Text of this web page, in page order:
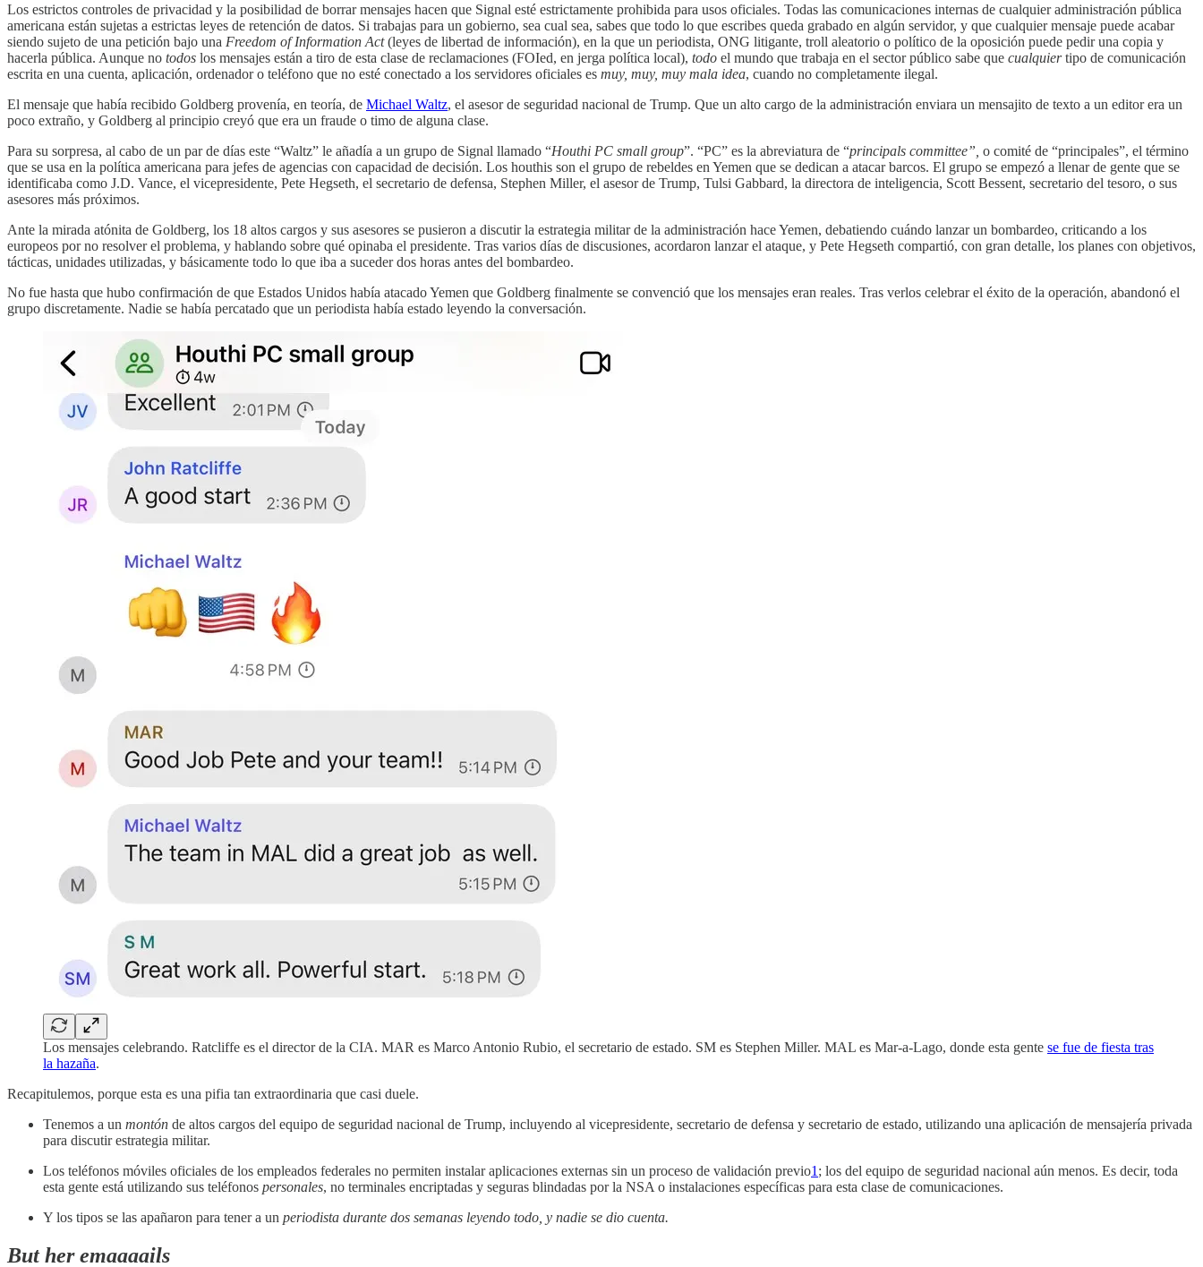
Los estrictos controles de privacidad y la posibilidad de borrar mensajes hacen que Signal esté estrictamente prohibida para usos oficiales. Todas las comunicaciones internas de cualquier administración pública
americana están sujetas a estrictas leyes de retención de datos. Si trabajas para un gobierno, sea cual sea, sabes que todo lo que escribes queda grabado en algún servidor, y que cualquier mensaje puede acabar
siendo sujeto de una petición bajo una Freedom of Information Act(leyes de libertad de información), en la que un periodista, ONG litigante, troll aleatorio o político de la oposición puede pedir una copia y
hacerla pública. Aunque no todos los mensajes están a tiro de esta clase de reclamaciones (FOIed, en jerga política local), todo el mundo que trabaja en el sector público sabe que cualquiertipo de comunicación
escrita en una cuenta, aplicación, ordenador o teléfono que no esté conectado a los servidores oficiales es muy, muy, muy mala idea, cuando no completamente ilegal.
El mensaje que había recibido Goldberg provenía, en teoría, de Michael Waltz, el asesor de seguridad nacional de Trump. Que un alto cargo de la administración enviara un mensajito de texto a un editor era un
poco extraño, y Goldberg al principio creyó que era un fraude o timo de alguna clase.
Para su sorpresa, al cabo de un par de días este “Waltz” le añadía a un grupo de Signal llamado “Houthi PC small group”. “PC” es la abreviatura de “principals committee”, o comité de “principales”, el término
que se usa en la política americana para jefes de agencias con capacidad de decisión. Los houthis son el grupo de rebeldes en Yemen que se dedican a atacar barcos. El grupo se empezó a llenar de gente que se
identificaba como J.D. Vance, el vicepresidente, Pete Hegseth, el secretario de defensa, Stephen Miller, el asesor de Trump, Tulsi Gabbard, la directora de inteligencia, Scott Bessent, secretario del tesoro, o sus
asesores más próximos.
Ante la mirada atónita de Goldberg, los 18 altos cargos y sus asesores se pusieron a discutir la estrategia militar de la administración hace Yemen, debatiendo cuándo lanzar un bombardeo, criticando a los
europeos por no resolver el problema, y hablando sobre qué opinaba el presidente. Tras varios días de discusiones, acordaron lanzar el ataque, y Pete Hegseth compartió, con gran detalle, los planes con objetivos,
tácticas, unidades utilizadas, y básicamente todo lo que iba a suceder dos horas antes del bombardeo.
No fue hasta que hubo confirmación de que Estados Unidos había atacado Yemen que Goldberg finalmente se convenció que los mensajes eran reales. Tras verlos celebrar el éxito de la operación, abandonó el
grupo discretamente. Nadie se había percatado que un periodista había estado leyendo la conversación.
Los mensajes celebrando. Ratcliffe es el director de la CIA. MAR es Marco Antonio Rubio, el secretario de estado. SM es Stephen Miller. MAL es Mar-a-Lago, donde esta gente se fue de fiesta tras
la hazaña.
Recapitulemos, porque esta es una pifia tan extraordinaria que casi duele.
Tenemos a un montón de altos cargos del equipo de seguridad nacional de Trump, incluyendo al vicepresidente, secretario de defensa y secretario de estado, utilizando una aplicación de mensajería privada
para discutir estrategia militar.
Los teléfonos móviles oficiales de los empleados federales no permiten instalar aplicaciones externas sin un proceso de validación previo1 ; los del equipo de seguridad nacional aún menos. Es decir, toda
esta gente está utilizando sus teléfonos personales, no terminales encriptadas y seguras blindadas por la NSA o instalaciones específicas para esta clase de comunicaciones.
Y los tipos se las apañaron para tener a un periodista durante dos semanas leyendo todo, y nadie se dio cuenta.
But her emaaaails